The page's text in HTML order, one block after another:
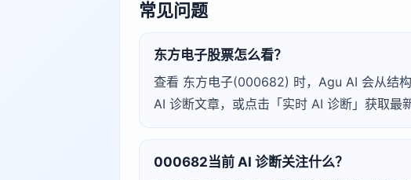
常见问题
东方电子股票怎么看？
查看 东方电子(000682) 时，Agu AI 会从结
AI 诊断文章，或点击「实时 AI 诊断」获取最
000682当前 AI 诊断关注什么？